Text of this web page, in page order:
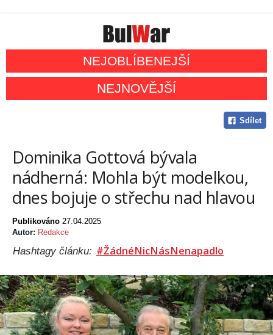
NEJOBLÍBENEJŠÍ
NEJNOVĚJŠÍ
Sdílet
Dominika Gottová bývala
nádherná: Mohla být modelkou,
dnes bojuje o střechu nad hlavou
Publikováno 27.04.2025
Autor: Redakce
Hashtagy článku: #ŽádnéNicNásNenapadlo